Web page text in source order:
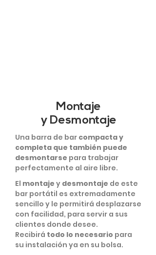
Montaje
y Desmontaje
Una barra de bar compacta y
completa que también puede
desmontarse para trabajar
perfectamente al aire libre.
El montaje y desmontaje de este
bar portátil es extremadamente
sencillo y le permitirá desplazarse
con facilidad, para servir a sus
clientes donde desee.
Recibirá todo lo necesario para
su instalación ya en su bolsa.